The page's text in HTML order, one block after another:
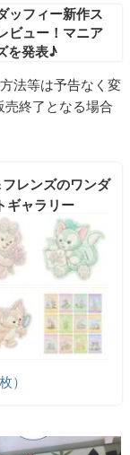
ッフィー新作ス
ビュー！マニア
を発表♪
法等は予告なく変
終了となる場合
レンズのワンダ
ギャラリー
）